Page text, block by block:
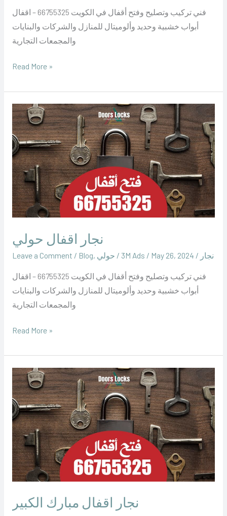
فني تركيب وتصليح وفتح أقفال في الكويت 66755325 – اقفال
أبواب خشبية وحديد وألوميتال للمنازل والشركات والبنايات
والمجمعات التجارية
Read More »
نجار اقفال حولي
Leave a Comment / Blog, حولي / / May 26, 2024 / نجار
فني تركيب وتصليح وفتح أقفال في الكويت 66755325 – اقفال
أبواب خشبية وحديد وألوميتال للمنازل والشركات والبنايات
والمجمعات التجارية
نجار
اقفال
حولي
Read More »
نجار اقفال مبارك الكبير
نجار
اقفال
مبارك
الكبير